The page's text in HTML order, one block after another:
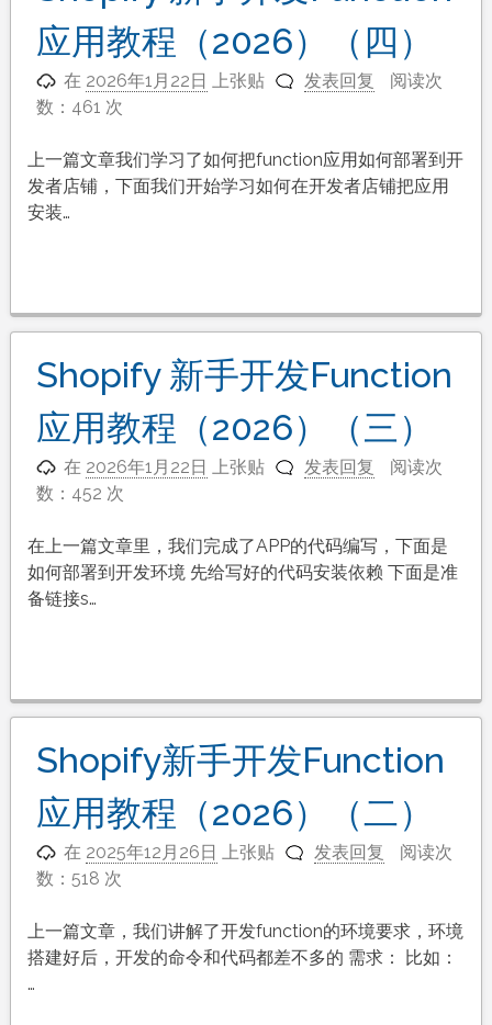
应用教程（2026）（四）
在 2026年1月22日 上张贴 发表回复
阅读次
数：461 次
上一篇文章我们学习了如何把function应用如何部署到开
发者店铺，下面我们开始学习如何在开发者店铺把应用
安装…
Shopify 新手开发Function
应用教程（2026）（三）
在 2026年1月22日 上张贴 发表回复
阅读次
数：452 次
在上一篇文章里，我们完成了APP的代码编写，下面是
如何部署到开发环境 先给写好的代码安装依赖 下面是准
备链接s…
Shopify新手开发Function
应用教程（2026）（二）
在 2025年12月26日 上张贴 发表回复
阅读次
数：518 次
上一篇文章，我们讲解了开发function的环境要求，环境
搭建好后，开发的命令和代码都差不多的 需求： 比如：
…